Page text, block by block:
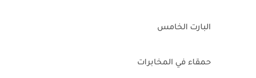
البارت الخامس
حمقاء في المخابرات